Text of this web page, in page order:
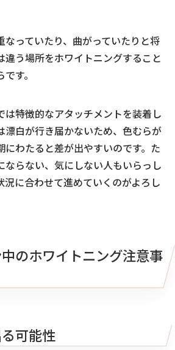
なっていたり、曲がっていたりと将
違う場所をホワイトニングすること
す。
は特徴的なアタッチメントを装着し
漂白が行き届かないため、色むらが
にわたると差が出やすいのです。た
ならない、気にしない人もいらっし
況に合わせて進めていくのがよろし
のホワイトニング注意事
可能性